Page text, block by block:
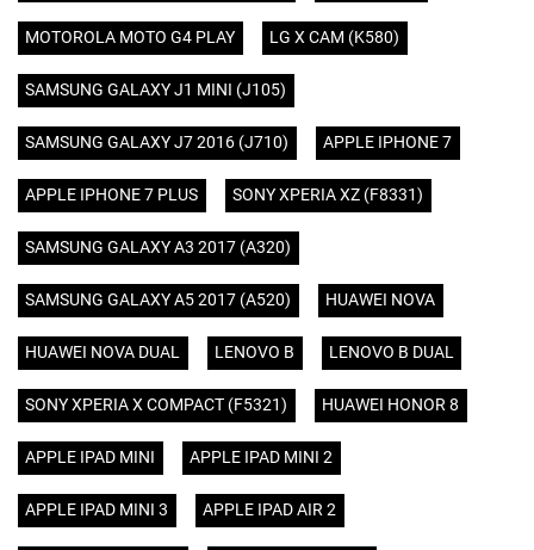
MOTOROLA MOTO G4 PLAY LG X CAM (K580)
SAMSUNG GALAXY J1 MINI (J105)
SAMSUNG GALAXY J7 2016 (J710) APPLE IPHONE 7
APPLE IPHONE 7 PLUS SONY XPERIA XZ (F8331)
SAMSUNG GALAXY A3 2017 (A320)
SAMSUNG GALAXY A5 2017 (A520) HUAWEI NOVA
HUAWEI NOVA DUAL LENOVO B LENOVO B DUAL
SONY XPERIA X COMPACT (F5321) HUAWEI HONOR 8
APPLE IPAD MINI APPLE IPAD MINI 2
APPLE IPAD MINI 3 APPLE IPAD AIR 2